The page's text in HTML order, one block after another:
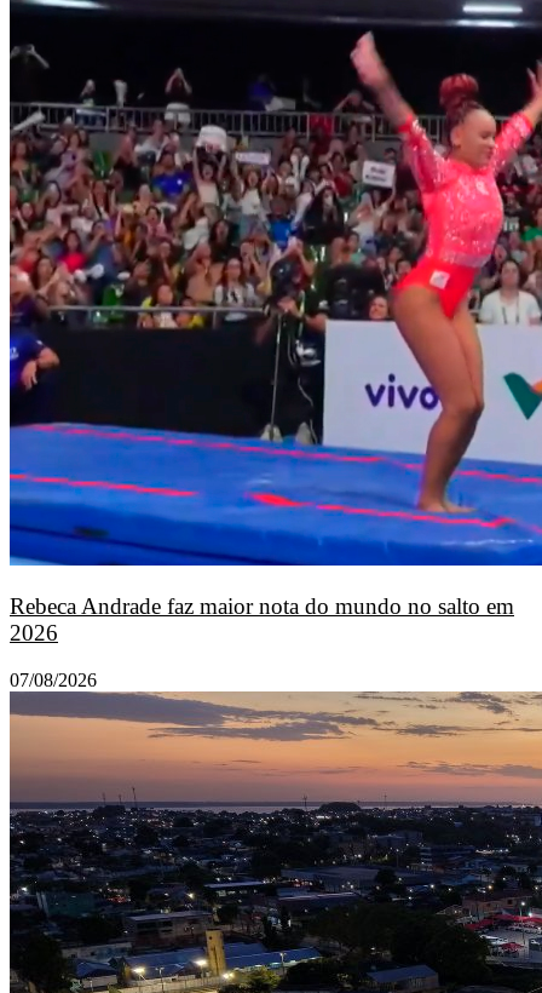
Rebeca Andrade faz maior nota do mundo no salto em
2026
07/08/2026